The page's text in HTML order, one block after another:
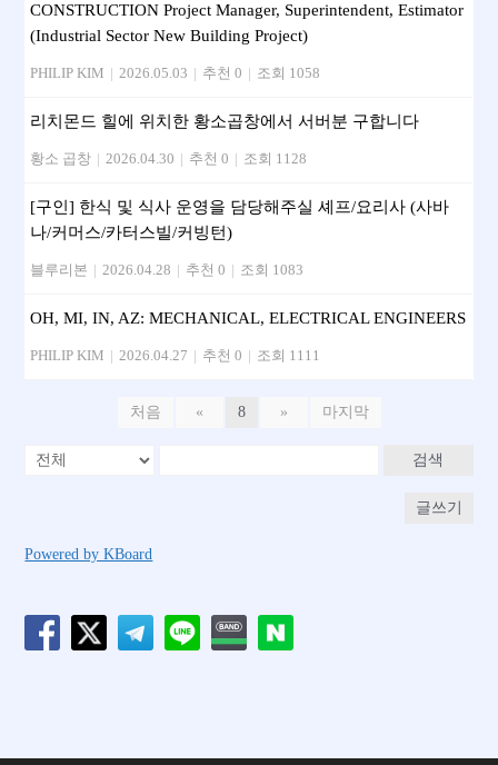
CONSTRUCTION Project Manager, Superintendent, Estimator
(Industrial Sector New Building Project)
PHILIP KIM | 2026.05.03 | 추천 0 | 조회 1058
리치몬드 힐에 위치한 황소곱창에서 서버분 구합니다
황소 곱창 | 2026.04.30 | 추천 0 | 조회 1128
[구인] 한식 및 식사 운영을 담당해주실 셰프/요리사 (사바
나/커머스/카터스빌/커빙턴)
블루리본 | 2026.04.28 | 추천 0 | 조회 1083
OH, MI, IN, AZ: MECHANICAL, ELECTRICAL ENGINEERS
PHILIP KIM | 2026.04.27 | 추천 0 | 조회 1111
처음 « 8 » 마지막
검색
글쓰기
Powered by KBoard